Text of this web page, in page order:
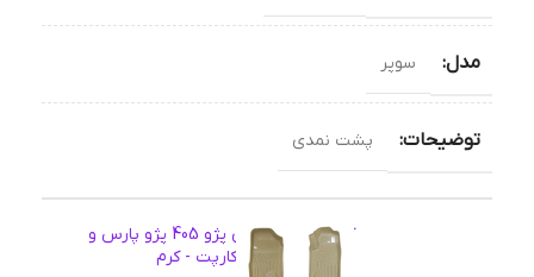
مدل: سوپر
توضیحات: پشت نمدی
کفپوش سه بعدی پژو 405 پژو پارس و
سمند-سوپر بابل کارپت - کرم